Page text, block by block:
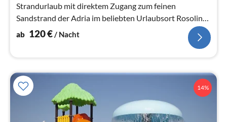
Strandurlaub mit direktem Zugang zum feinen
Sandstrand der Adria im beliebten Urlaubsort Rosolina
Mare.
ab 120€/ Nacht
14%